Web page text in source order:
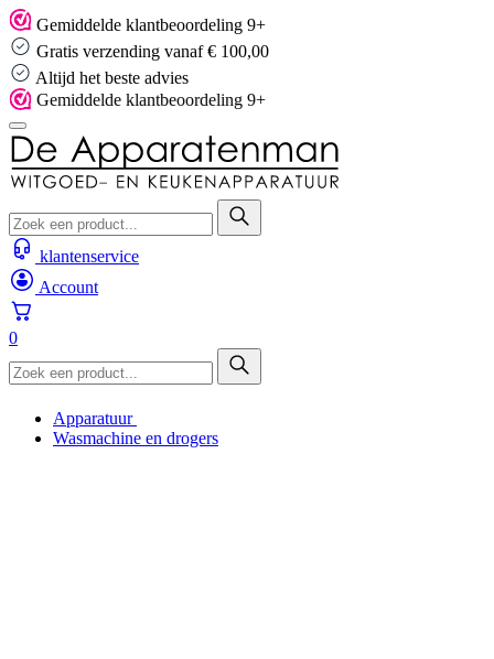
Skip
to
content
Gemiddelde klantbeoordeling 9+
Gratis verzending vanaf € 100,00
Altijd het beste advies
Gemiddelde klantbeoordeling 9+
klantenservice
Account
0
Apparatuur
Wasmachine en drogers